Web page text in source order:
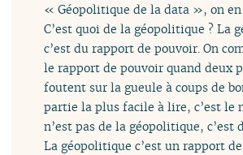
« Géopolitique de la data », on en
C’est quoi de la géopolitique ? La
c’est du rapport de pouvoir. On
le rapport de pouvoir quand deux
foutent sur la gueule à coups de
partie la plus facile à lire, c’est le
n’est pas de la géopolitique, c’est
La géopolitique c’est un rapport